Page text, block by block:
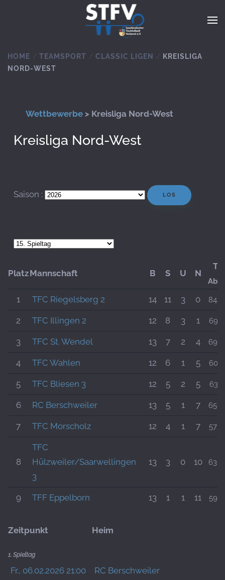
Zum Hauptinhalt springen
HOME TEAMSPORT CLASSIC LIGEN
KREISLIGA
NORD-WEST
Wettbewerbe > Kreisliga Nord-West
Kreisliga Nord-West
Saison :
PlatzMannschaft B S U N
1 TFC Riegelsberg 2 14 11 3 0
2 TFC Illingen 2 12 8 3 1
3 TFC St. Wendel 13 7 2 4
4 TFC Wahlen 12 6 1 5
5 TFC Bliesen 3 12 5 2 5
6 RC Berschweiler 13 5 1 7
7 TFC Morscholz 12 4 1 7
8
TFC
Hülzweiler/Saarwellingen
3
13 3 0 10
9 TFF Eppelborn 13 1 1 11
Zeitpunkt Heim
1. Spieltag
Fr., 06.02.2026 21:00 RC Berschweiler